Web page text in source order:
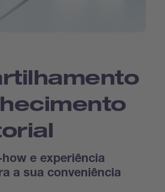
e experiência
a sua conveniência